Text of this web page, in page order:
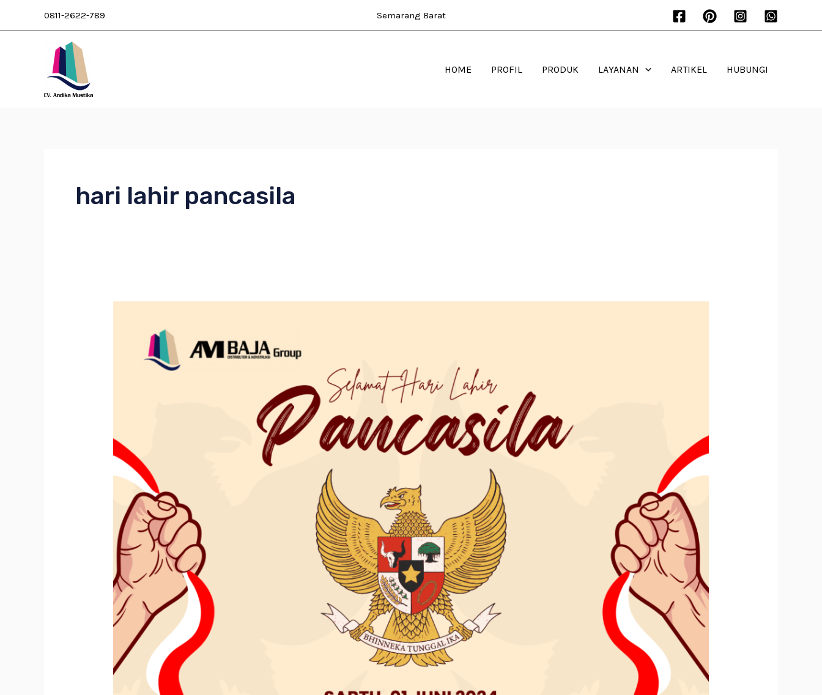
to
0811-2622-789 Semarang Barat
HOME PROFIL PRODUK LAYANAN ARTIKEL HUBUNGI
hari lahir pancasila
PANCASILA